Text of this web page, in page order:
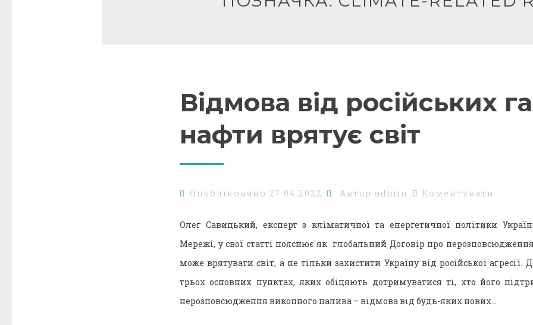
Відмова від російських
нафти врятує світ
Опубліковано 27.04.2022 Автор admin Коментувати
Олег Савицький, експерт з кліматичної та енергетичної політики
Мережі, у свої статті пояснює як глобальний Договір про
може врятувати світ, а не тільки захистити Україну від російської агресії.
трьох основних пунктах, яких обіцяють дотримуватися ті, хто його
нерозповсюдження викопного палива – відмова від будь-яких нових…